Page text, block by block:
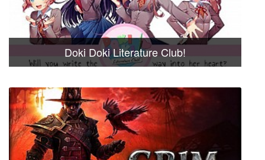
Doki Doki Literature Club!